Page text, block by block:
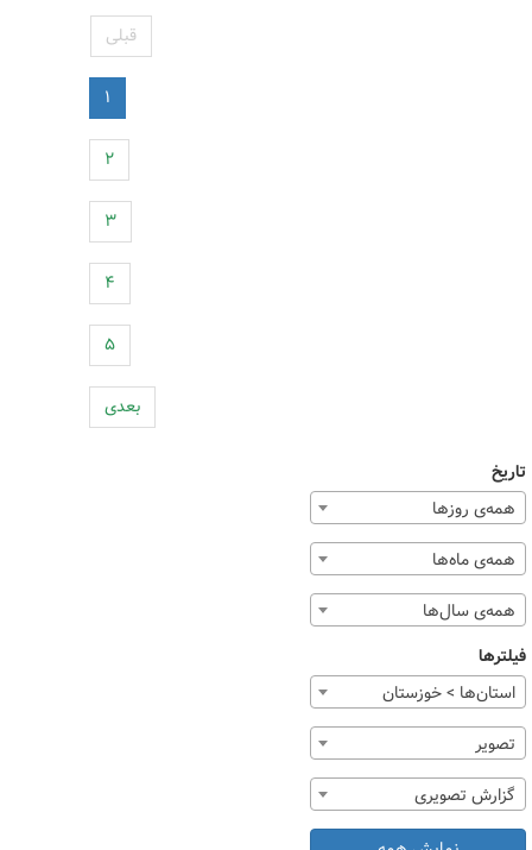
قبلی
۱
۲
۳
۴
۵
بعدی
تاریخ
همه‌ی روزها
همه‌ی ماه‌ها
همه‌ی سال‌ها
فیلترها
استان‌ها > خوزستان
تصوير
گزارش تصویری